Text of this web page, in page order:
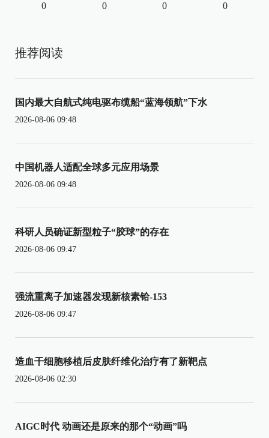
0 0 0 0
推荐阅读
国内最大自航式纯电驱布缆船“蓝海领航”下水
2026-08-06 09:48
中国机器人适配全球多元应用场景
2026-08-06 09:48
科研人员确证新型粒子“胶球”的存在
2026-08-06 09:47
强流重离子加速器发现新核素铪-153
2026-08-06 09:47
造血干细胞移植后皮肤纤维化治疗有了新靶点
2026-08-06 02:30
AIGC时代 动画还是原来的那个“动画”吗